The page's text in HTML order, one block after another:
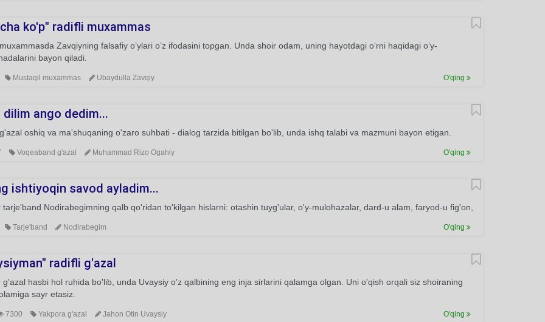
ko'p" radifli muxammas
Zavqiyning falsafiy o’ylari o’z ifodasini topgan. Unda shoir odam, uning hayotdagi o‘rni haqidagi o‘y-
bayon qiladi.
Mustaqil muxammas Ubaydulla Zavqiy O'qing
dilim ango dedim...
oshiq va ma'shuqaning o'zaro suhbati - dialog tarzida bitilgan bo'lib, unda ishq talabi va mazmuni bayon etigan.
Voqeaband g'azal Muhammad Rizo Ogahiy O'qing
ishtiyoqin savod ayladim...
tarje'band Nodirabegimning qalb qo'ridan to'kilgan hislarni: otashin tuyg'ular, o'y-mulohazalar, dard-u alam, faryod-u fig'on,
Tarje'band Nodirabegim O'qing
radifli g'azal
g'azal hasbi hol ruhida bo'lib, unda Uvaysiy o'z qalbining eng inja sirlarini qalamga olgan. Uni o'qish orqali siz shoiraning
sayr etasiz.
7300 Yakpora g'azal Jahon Otin Uvaysiy O'qing